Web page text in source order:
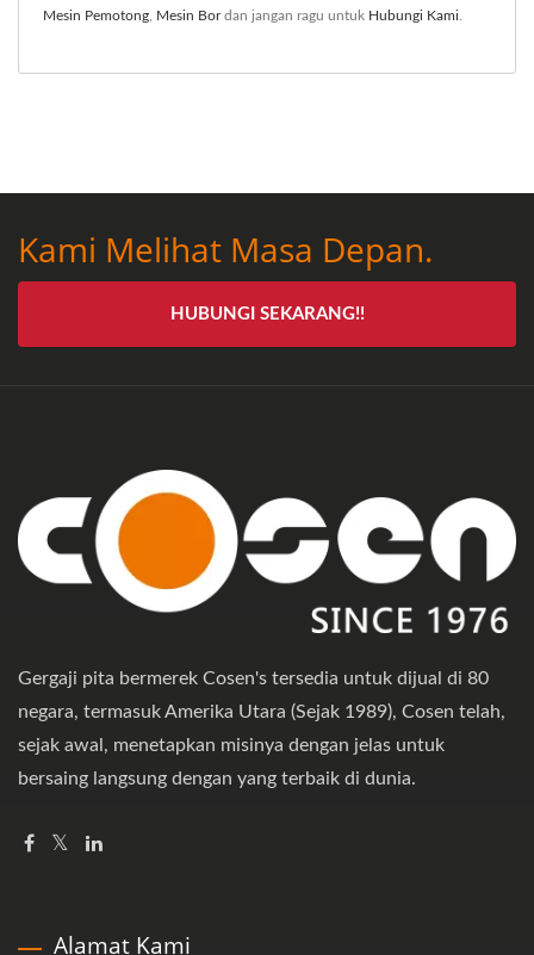
Mesin Pemotong Mesin Bordan jangan ragu untuk Hubungi Kami
Kami Melihat Masa Depan.
HUBUNGI SEKARANG!!
Gergaji pita bermerek Cosen's tersedia untuk dijual di 80
negara, termasuk Amerika Utara (Sejak 1989), Cosen telah,
sejak awal, menetapkan misinya dengan jelas untuk
bersaing langsung dengan yang terbaik di dunia.
Alamat Kami